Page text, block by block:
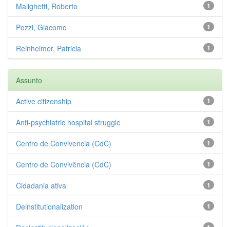
1
Malighetti, Roberto
1
Pozzi, Giacomo
1
Reinheimer, Patricia
Assunto
1
Active citizenship
1
Anti-psychiatric hospital struggle
1
Centro de Convivencia (CdC)
1
Centro de Convivência (CdC)
1
Cidadania ativa
1
Deinstitutionalization